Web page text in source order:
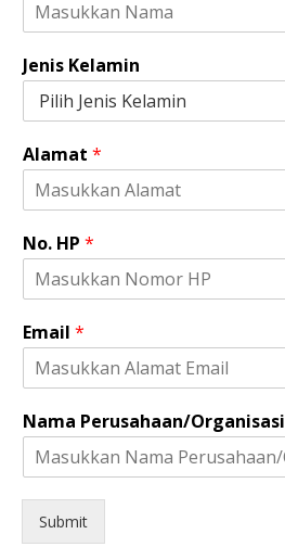
H
P
m
i
K
l
m
n
Jenis Kelamin
Alamat *
No. HP *
Email *
Nama Perusahaan/Organisasi
Submit